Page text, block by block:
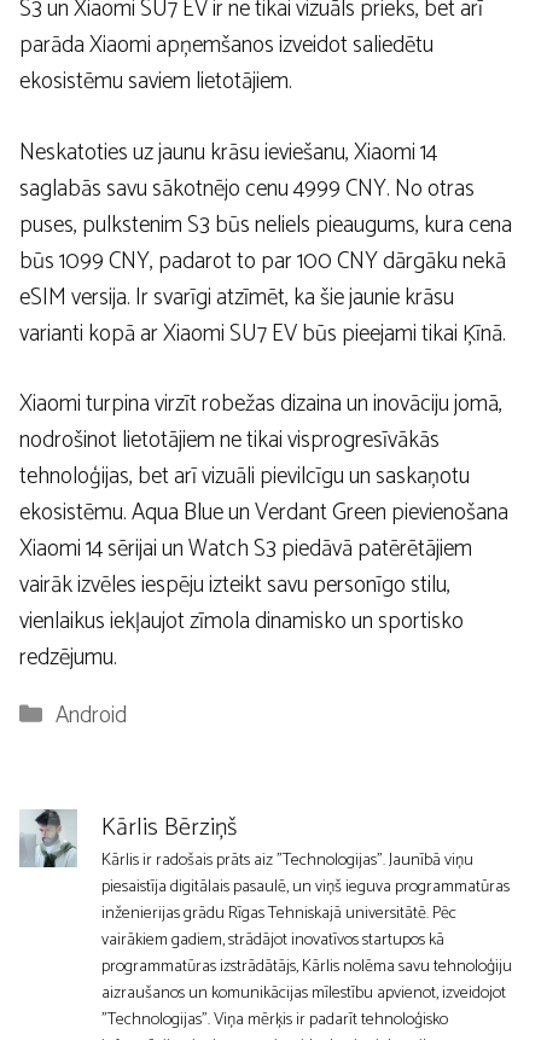
S3 un Xiaomi SU7 EV ir ne tikai vizuāls prieks, bet arī
parāda Xiaomi apņemšanos izveidot saliedētu
ekosistēmu saviem lietotājiem.
Neskatoties uz jaunu krāsu ieviešanu, Xiaomi 14
saglabās savu sākotnējo cenu 4999 CNY. No otras
puses, pulkstenim S3 būs neliels pieaugums, kura cena
būs 1099 CNY, padarot to par 100 CNY dārgāku nekā
eSIM versija. Ir svarīgi atzīmēt, ka šie jaunie krāsu
varianti kopā ar Xiaomi SU7 EV būs pieejami tikai Ķīnā.
Xiaomi turpina virzīt robežas dizaina un inovāciju jomā,
nodrošinot lietotājiem ne tikai visprogresīvākās
tehnoloģijas, bet arī vizuāli pievilcīgu un saskaņotu
ekosistēmu. Aqua Blue un Verdant Green pievienošana
Xiaomi 14 sērijai un Watch S3 piedāvā patērētājiem
vairāk izvēles iespēju izteikt savu personīgo stilu,
vienlaikus iekļaujot zīmola dinamisko un sportisko
redzējumu.
Kategorijas
Android
Kārlis Bērziņš
Kārlis ir radošais prāts aiz "Technologijas". Jaunībā viņu
piesaistīja digitālais pasaulē, un viņš ieguva programmatūras
inženierijas grādu Rīgas Tehniskajā universitātē. Pēc
vairākiem gadiem, strādājot inovatīvos startupos kā
programmatūras izstrādātājs, Kārlis nolēma savu tehnoloģiju
aizraušanos un komunikācijas mīlestību apvienot, izveidojot
"Technologijas". Viņa mērķis ir padarīt tehnoloģisko